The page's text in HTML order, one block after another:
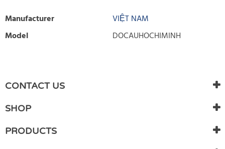
Manufacturer
VIỆT NAM
Model
DOCAUHOCHIMINH
There are currently no product reviews. Be the first who write
review
CONTACT US
SHOP
PRODUCTS